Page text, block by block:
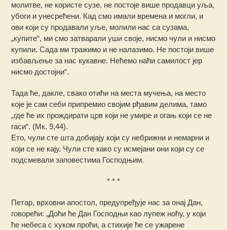
молитве, не користе сузе, не постоје више продавци уља,
убоги и унесрећени. Кад смо имали времена и могли, и
ови који су продавали уље, молили нас са сузама,
„купите“, ми смо затварали уши своје, нисмо чули и нисмо
купили. Сада ми тражимо и не налазимо. Не постоји више
избављење за нас кукавне. Нећемо наћи самилост јер
нисмо достојни“.
Тада ће, дакле, свако отићи на места мучења, на место
које је сам себи припремио својим рђавим делима, тамо
„где ће их прождирати црв који не умире и огањ који се не
гаси“. (Мк. 9,44).
Ето, чули сте шта добијају који су небрижни и немарни и
који се не кају. Чули сте како су исмејани они који су се
подсмевали заповестима Господњим.
* * *
Петар, врховни апостол, предупређује нас за онај Дан,
говорећи: „Доћи ће Дан Господњи као лупеж ноћу, у који
ће небеса с хуком проћи, а стихије ће се ужарене